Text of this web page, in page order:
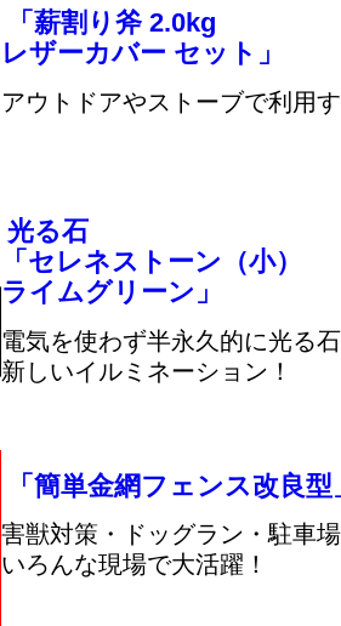
「薪割り斧 2.0kg
レザーカバー セット」
アウトドアやストーブで利用
光る石
「セレネストーン（小）
ライムグリーン」
電気を使わず半永久的に光る
新しいイルミネーション！
「簡単金網フェンス改良型
害獣対策・ドッグラン・駐車
いろんな現場で大活躍！